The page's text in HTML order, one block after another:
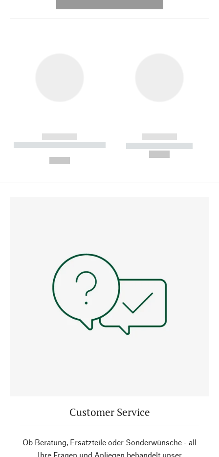
------------
----------- ----------- --------
------------
----------- -----------
Customer Service
Ob Beratung, Ersatzteile oder Sonderwünsche - all
Ihre Fragen und Anliegen behandelt unser